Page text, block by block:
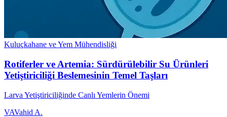
Kuluçkahane ve Yem Mühendisliği
Rotiferler ve Artemia: Sürdürülebilir Su Ürünleri
Yetiştiriciliği Beslemesinin Temel Taşları
Larva Yetiştiriciliğinde Canlı Yemlerin Önemi
VAVahid A.